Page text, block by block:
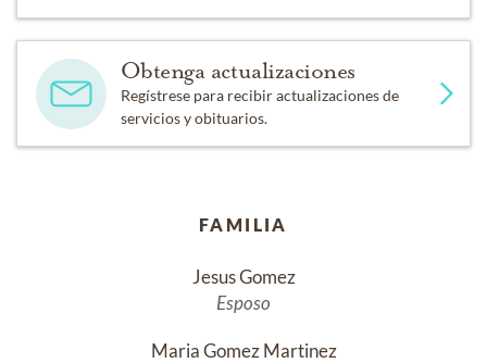
Obtenga actualizaciones
Regístrese para recibir actualizaciones de
servicios y obituarios.
FAMILIA
Jesus Gomez
Esposo
Maria Gomez Martinez